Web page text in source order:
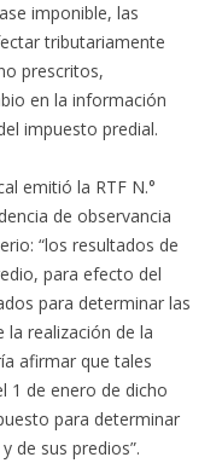
imponible, las
tributariamente
prescritos,
en la información
impuesto predial.
emitió la RTF N.°
de observancia
“los resultados de
para efecto del
para determinar las
la realización de la
afirmar que tales
1 de enero de dicho
para determinar
de sus predios”.